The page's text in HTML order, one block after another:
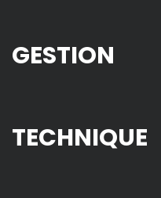
GESTION
TECHNIQUE